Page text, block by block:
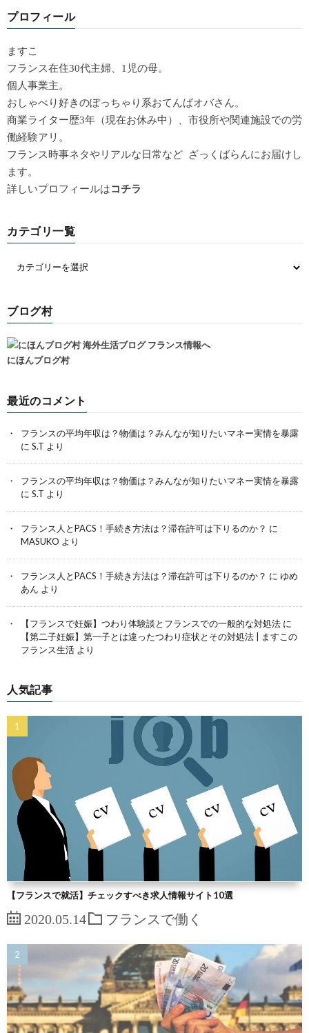
プロフィール
ますこ
フランス在住30代主婦、1児の母。
個人事業主。
おしゃべり好きのぽっちゃり系おてんばオバさん。
商業ライター歴3年（現在お休み中）、市役所や関連施設での労
働経験アリ。
フランス時事ネタやリアルな日常など ざっくばらんにお届けし
ます。
詳しいプロフィールはコチラ
カテゴリ一覧
ブログ村
にほんブログ村
最近のコメント
フランスの平均年収は？物価は？みんなが知りたいマネー実情を暴露
に S.T より
フランスの平均年収は？物価は？みんなが知りたいマネー実情を暴露
に S.T より
フランス人とPACS！手続き方法は？滞在許可は下りるのか？ に
MASUKO より
フランス人とPACS！手続き方法は？滞在許可は下りるのか？ に ゆめ
あん より
【フランスで妊娠】つわり体験談とフランスでの一般的な対処法 に
【第二子妊娠】第一子とは違ったつわり症状とその対処法 | ますこの
フランス生活 より
人気記事
【フランスで就活】チェックすべき求人情報サイト10選
2020.05.14 フランスで働く